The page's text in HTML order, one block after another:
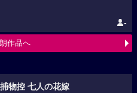
-
作品へ
物控 七人の花嫁